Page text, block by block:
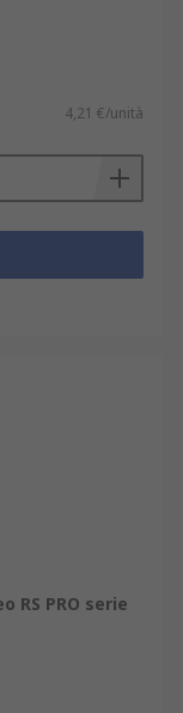
4,21 €/unità
PRO serie